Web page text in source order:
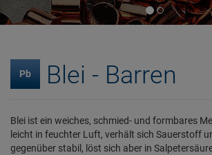
Pb Blei - Barren
Blei ist ein weiches, schmied- und formbares
leicht in feuchter Luft, verhält sich Sauerstoff
gegenüber stabil, löst sich aber in